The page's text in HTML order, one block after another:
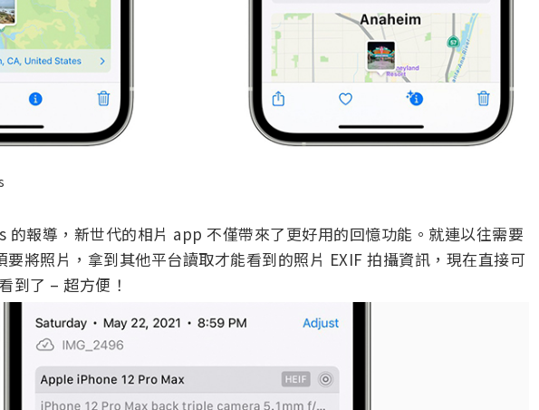
的報導，新世代的相片 app 不僅帶來了更好用的回憶功能。就連以往需要
要將照片，拿到其他平台讀取才能看到的照片 EXIF 拍攝資訊，現在直接可
到了 – 超方便！